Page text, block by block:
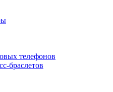
телефонов
браслетов